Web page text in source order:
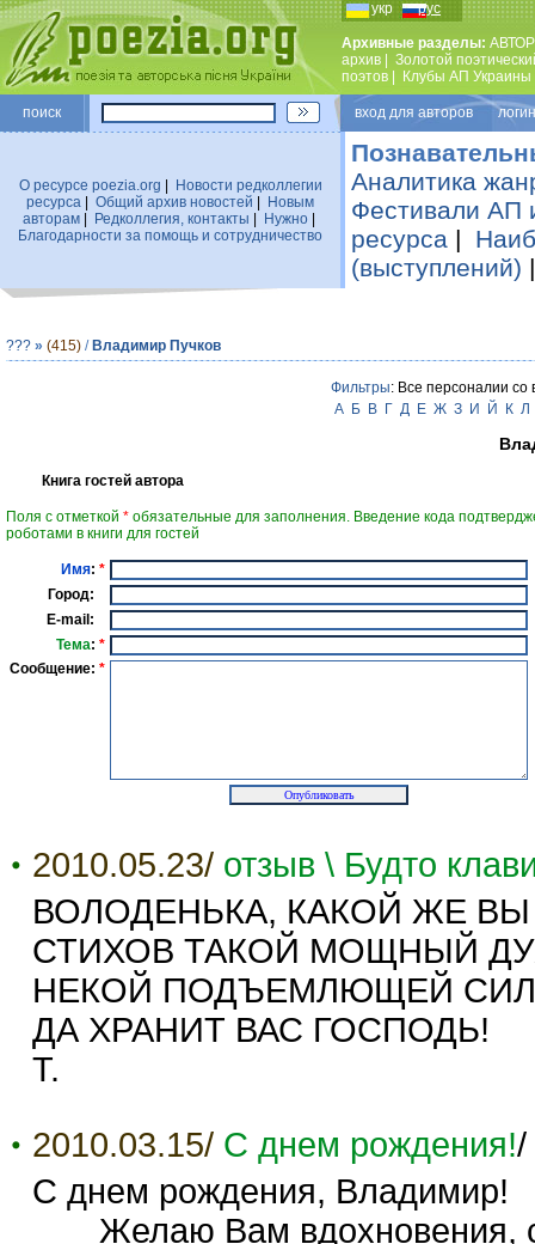
укр рус
Архивные разделы:
архив
Золотой
поэтов
Клубы АП Украины
поиск вход для авторов
О ресурсе poezia.org
Новости редколлегии
ресурса
Общий архив новостей
Новым
авторам| Редколлегия, контакты Нужно|
Благодарности за помощь и сотрудничество
Аналитика
Фестивали АП
ресурса |
(выступлений)
??? » (415) / Владимир Пучков
Фильтры: Все персоналии со
А
Б В Г Д Е Ж З И Й К Л
Книга гостей автора
Поля с отметкой * обязательные для заполнения. Введение кода
роботами в книги для гостей
Имя: *
Город:
E-mail:
Тема: *
Сообщение: *
2010.05.23/ отзыв \ Будто
ВОЛОДЕНЬКА, КАКОЙ ЖЕ
СТИХОВ ТАКОЙ МОЩНЫЙ
НЕКОЙ ПОДЪЕМЛЮЩЕЙ
ДА ХРАНИТ ВАС ГОСПОДЬ!
Т.
2010.03.15/ С днем рождения!/
С днем рождения, Владимир!
Желаю Вам вдохновения,